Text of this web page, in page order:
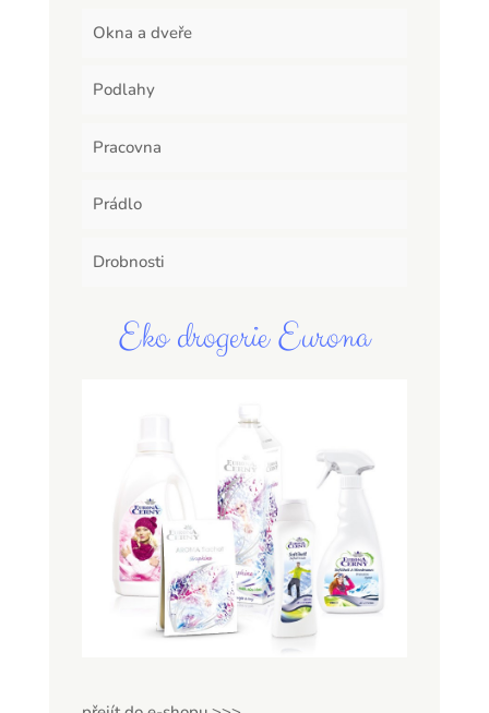
Okna a dveře
Podlahy
Pracovna
Prádlo
Drobnosti
Eko drogerie Eurona